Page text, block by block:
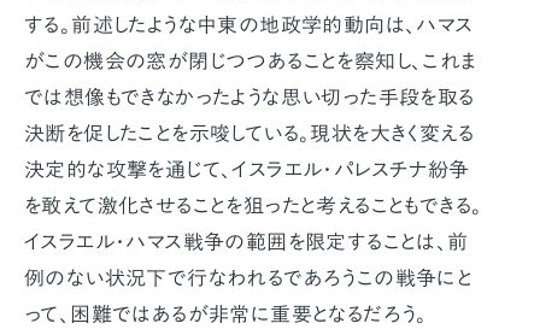
する。前述したような中東の地政学的動向は、ハマス
がこの機会の窓が閉じつつあることを察知し、これま
では想像もできなかったような思い切った手段を取る
決断を促したことを示唆している。現状を大きく変える
決定的な攻撃を通じて、イスラエル・パレスチナ紛争
を敢えて激化させることを狙ったと考えることもできる。
イスラエル・ハマス戦争の範囲を限定することは、前
例のない状況下で行なわれるであろうこの戦争にと
って、困難ではあるが非常に重要となるだろう。